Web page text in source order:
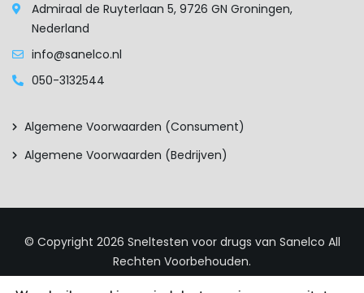
Admiraal de Ruyterlaan 5, 9726 GN Groningen,
Nederland
info@sanelco.nl
050-3132544
Algemene Voorwaarden (consument)
Algemene Voorwaarden (bedrijven)
© Copyright 2026 Sneltesten voor drugs van Sanelco All
Rechten Voorbehouden.